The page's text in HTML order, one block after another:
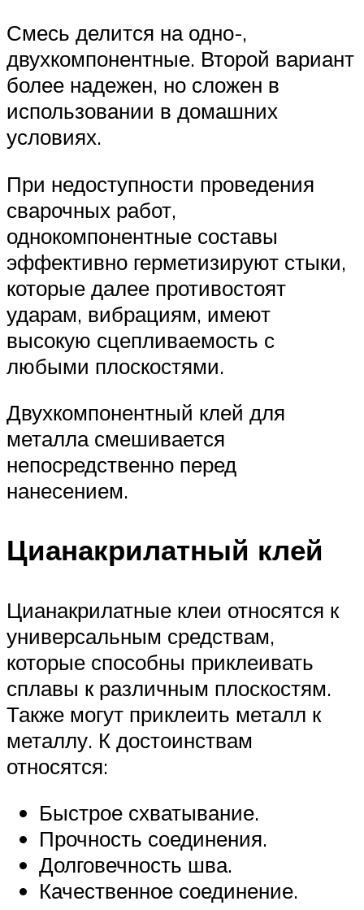
Смесь делится на одно-,
двухкомпонентные. Второй вариант
более надежен, но сложен в
использовании в домашних
условиях.
При недоступности проведения
сварочных работ,
однокомпонентные составы
эффективно герметизируют стыки,
которые далее противостоят
ударам, вибрациям, имеют
высокую сцепливаемость с
любыми плоскостями.
Двухкомпонентный клей для
металла смешивается
непосредственно перед
нанесением.
Цианакрилатный клей
Цианакрилатные клеи относятся к
универсальным средствам,
которые способны приклеивать
сплавы к различным плоскостям.
Также могут приклеить металл к
металлу. К достоинствам
относятся:
Быстрое схватывание.
Прочность соединения.
Долговечность шва.
Качественное соединение.